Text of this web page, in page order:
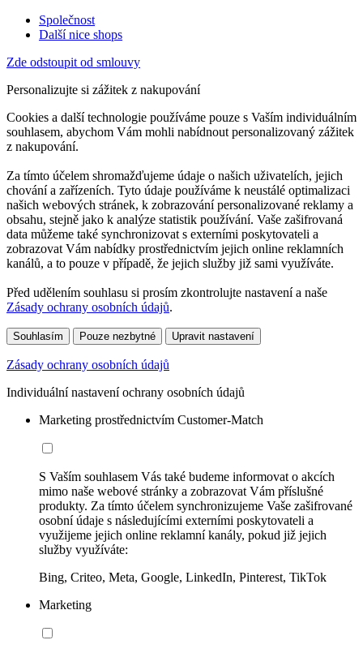
Společnost
Další nice shops
Zde odstoupit od smlouvy
Personalizujte si zážitek z nakupování
Cookies a další technologie používáme pouze s Vaším individuálním
souhlasem, abychom Vám mohli nabídnout personalizovaný zážitek
z nakupování.
Za tímto účelem shromažďujeme údaje o našich uživatelích, jejich
chování a zařízeních. Tyto údaje používáme k neustálé optimalizaci
našich webových stránek, k zobrazování personalizované reklamy a
obsahu, stejně jako k analýze statistik používání. Vaše zašifrovaná
data můžeme také synchronizovat s externími poskytovateli a
zobrazovat Vám nabídky prostřednictvím jejich online reklamních
kanálů, a to pouze v případě, že jejich služby již sami využíváte.
Před udělením souhlasu si prosím zkontrolujte nastavení a naše
Zásady ochrany osobních údajů.
Souhlasím Pouze nezbytné Upravit nastavení
Zásady ochrany osobních údajů
Individuální nastavení ochrany osobních údajů
Marketing prostřednictvím Customer-Match
S Vaším souhlasem Vás také budeme informovat o akcích
mimo naše webové stránky a zobrazovat Vám příslušné
produkty. Za tímto účelem synchronizujeme Vaše zašifrované
osobní údaje s následujícími externími poskytovateli a
využijeme jejich online reklamní kanály, pokud již jejich
služby využíváte:
Bing, Criteo, Meta, Google, LinkedIn, Pinterest, TikTok
Marketing